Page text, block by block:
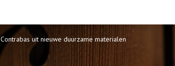
Contrabas uit nieuwe duurzame materialen